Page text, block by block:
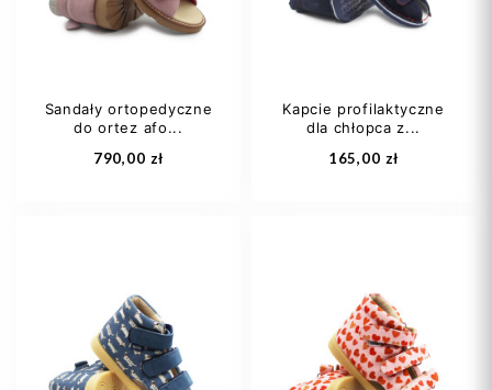
Dodaj do koszyka Dodaj do koszyka
Sandały ortopedyczne
do ortez afo...
790,00 zł
28
30
31 +1
Kapcie profilaktyczne
dla chłopca z...
165,00 zł
20
21
22
23 +12